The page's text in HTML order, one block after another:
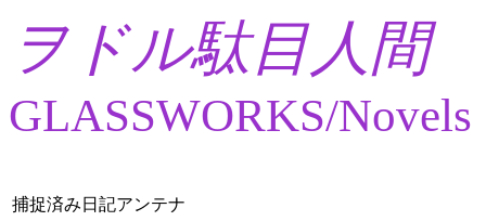
ヲドル駄目人間
GLASSWORKS/Novels
捕捉済み日記アンテナ